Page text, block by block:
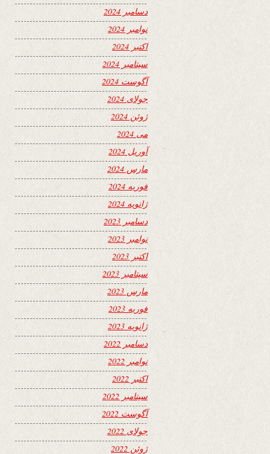
دسامبر 2024
نوامبر 2024
اکتبر 2024
سپتامبر 2024
آگوست 2024
جولای 2024
ژوئن 2024
می 2024
آوریل 2024
مارس 2024
فوریه 2024
ژانویه 2024
دسامبر 2023
نوامبر 2023
اکتبر 2023
سپتامبر 2023
مارس 2023
فوریه 2023
ژانویه 2023
دسامبر 2022
نوامبر 2022
اکتبر 2022
سپتامبر 2022
آگوست 2022
جولای 2022
ژوئن 2022